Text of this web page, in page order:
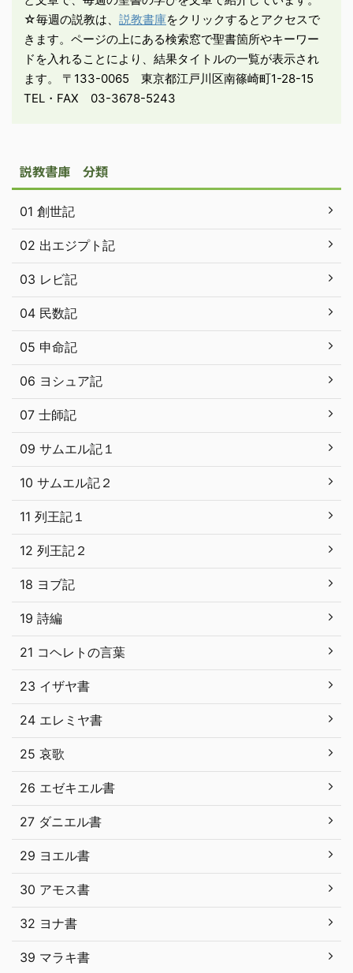
コーヒータイム（当 ...
☆毎週の説教は、 説教書庫をクリックするとアクセスで
きます。ページの上にある検索窓で聖書箇所やキーワー
ドを入れることにより、結果タイトルの一覧が表示され
ます。 〒133-0065 東京都江戸川区南篠崎町1-28-15
TEL・FAX 03-3678-5243
説教書庫 分類
01 創世記
02 出エジプト記
03 レビ記
04 民数記
05 申命記
06 ヨシュア記
07 士師記
09 サムエル記１
10 サムエル記２
11 列王記１
12 列王記２
18 ヨブ記
19 詩編
21 コヘレトの言葉
23 イザヤ書
24 エレミヤ書
25 哀歌
26 エゼキエル書
27 ダニエル書
29 ヨエル書
30 アモス書
32 ヨナ書
39 マラキ書